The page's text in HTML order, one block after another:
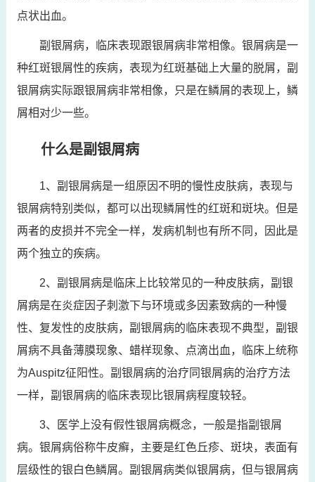
点状出血。
副银屑病，临床表现跟银屑病非常相像。银屑病是一
种红斑银屑性的疾病，表现为红斑基础上大量的脱屑，副
银屑病实际跟银屑病非常相像，只是在鳞屑的表现上，鳞
屑相对少一些。
什么是副银屑病
1、副银屑病是一组原因不明的慢性皮肤病，表现与
银屑病特别类似，都可以出现鳞屑性的红斑和斑块。但是
两者的皮损并不完全一样，发病机制也有所不同，因此是
两个独立的疾病。
2、副银屑病是临床上比较常见的一种皮肤病，副银
屑病是在炎症因子刺激下与环境或多因素致病的一种慢
性、复发性的皮肤病，副银屑病的临床表现不典型，副银
屑病不具备薄膜现象、蜡样现象、点滴出血，临床上统称
为Auspitz征阳性。副银屑病的治疗同银屑病的治疗方法
一样，副银屑病的临床表现比银屑病程度较轻。
3、医学上没有假性银屑病概念，一般是指副银屑
病。银屑病俗称牛皮癣，主要是红色丘疹、斑块，表面有
层级性的银白色鳞屑。副银屑病类似银屑病，但与银屑病